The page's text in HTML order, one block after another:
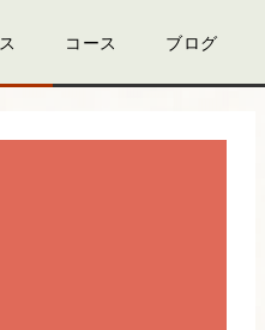
コース ブログ